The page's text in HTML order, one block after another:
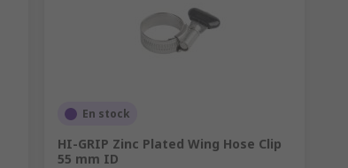
En stock
HI-GRIP Zinc Plated Wing Hose Clip
55 mm ID